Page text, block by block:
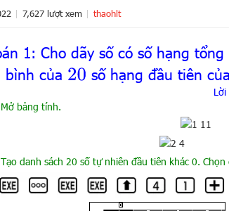
7,627 lượt xem thaohlt
1: Cho dãy số có số hạng
bình của 20 số hạng đầu tiên
Lời
bảng tính.
danh sách 20 số tự nhiên đầu tiên khác 0. Chọn